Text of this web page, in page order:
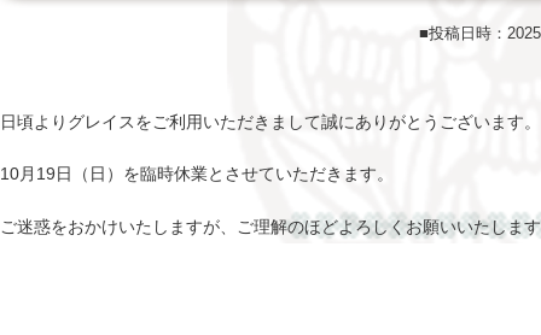
■投稿日時：
日頃よりグレイスをご利用いただきまして誠にありがとうございます。
10月19日（日）を臨時休業とさせていただきます。
ご迷惑をおかけいたしますが、ご理解のほどよろしくお願いいたしま